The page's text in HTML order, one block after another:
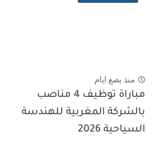
منذ بضع ايام
مباراة توظيف 4 مناصب
بالشركة المغربية للهندسة
السياحية 2026